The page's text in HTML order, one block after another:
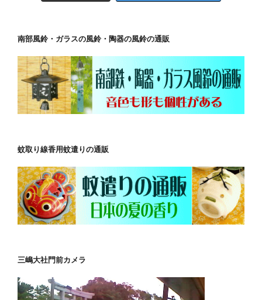
南部風鈴・ガラスの風鈴・陶器の風鈴の通販
蚊取り線香用蚊遣りの通販
三嶋大社門前カメラ